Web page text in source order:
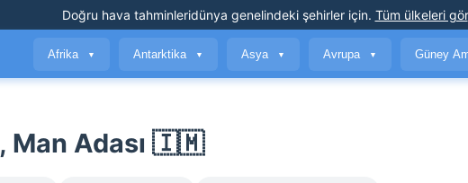
Doğru hava tahminleridünya genelindeki şehirler için. Tüm ülkeleri gör
Afrika ▼ Antarktika ▼ Asya ▼ Avrupa ▼ Güney
Man Adası 🇮🇲